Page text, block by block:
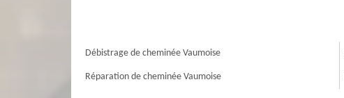
Débistrage de cheminée Vaumoise
Réparation de cheminée Vaumoise